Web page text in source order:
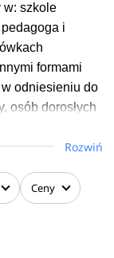
w: szkole
i
formami
odniesieniu do
osób dorosłych
z wybranych
Rozwiń
Ceny